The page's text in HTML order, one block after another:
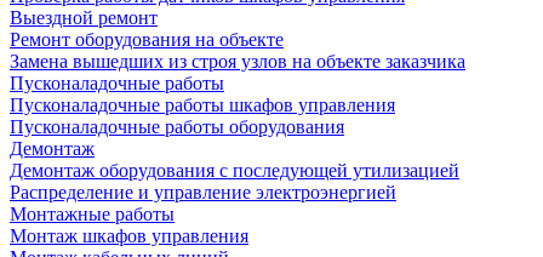
Выездной ремонт
Ремонт оборудования на объекте
Замена вышедших из строя узлов на объекте заказчика
Пусконаладочные работы
Пусконаладочные работы шкафов управления
Пусконаладочные работы оборудования
Демонтаж
Демонтаж оборудования с последующей утилизацией
Распределение и управление электроэнергией
Монтажные работы
Монтаж шкафов управления